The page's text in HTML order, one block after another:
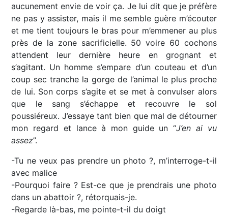
aucunement envie de voir ça. Je lui dit que je préfère
ne pas y assister, mais il me semble guère m’écouter
et me tient toujours le bras pour m’emmener au plus
près de la zone sacrificielle. 50 voire 60 cochons
attendent leur dernière heure en grognant et
s’agitant. Un homme s’empare d’un couteau et d’un
coup sec tranche la gorge de l’animal le plus proche
de lui. Son corps s’agite et se met à convulser alors
que le sang s’échappe et recouvre le sol
poussiéreux. J’essaye tant bien que mal de détourner
mon regard et lance à mon guide un “J’en ai vu
assez”.
-Tu ne veux pas prendre un photo ?, m’interroge-t-il
avec malice
-Pourquoi faire ? Est-ce que je prendrais une photo
dans un abattoir ?, rétorquais-je.
-Regarde là-bas, me pointe-t-il du doigt